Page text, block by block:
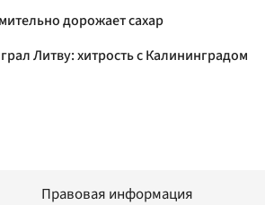
дорожает сахар
Литву: хитрость с Калининградом
Правовая информация